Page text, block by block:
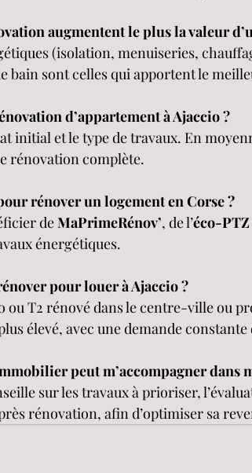
augmentent le plus la valeur
(isolation, menuiseries,
bain sont celles qui apportent le
d’appartement à Ajaccio ?
initial et le type de travaux. En
rénovation complète.
rénover un logement en Corse ?
de MaPrimeRénov’, de l’éco-PTZ
énergétiques.
pour louer à Ajaccio ?
ou T2 rénové dans le centre-ville ou
élevé, avec une demande
peut m’accompagner dans
sur les travaux à prioriser,
rénovation, afin d’optimiser sa